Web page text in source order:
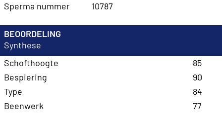
Sperma nummer
10787
BEOORDELING
Synthese
Schofthoogte
85
Bespiering
90
Type
84
Beenwerk
77